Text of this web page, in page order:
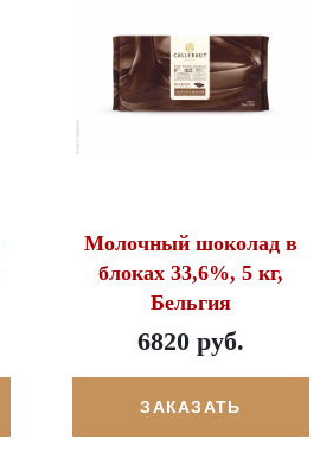
Молочный шоколад в
блоках 33,6%, 5 кг,
Бельгия
6820 руб.
ЗАКАЗАТЬ